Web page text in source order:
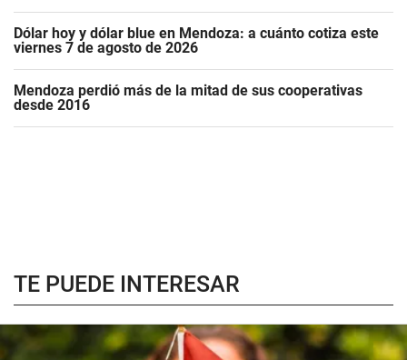
Dólar hoy y dólar blue en Mendoza: a cuánto cotiza este
viernes 7 de agosto de 2026
Mendoza perdió más de la mitad de sus cooperativas
desde 2016
TE PUEDE INTERESAR